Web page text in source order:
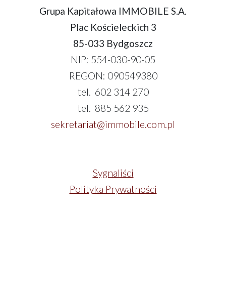
Grupa Kapitałowa IMMOBILE S.A.
Plac Kościeleckich 3
85-033 Bydgoszcz
NIP: 554-030-90-05
REGON: 090549380
tel. 602 314 270
tel. 885 562 935
sekretariat@immobile.com.pl
Sygnaliści
Polityka Prywatności